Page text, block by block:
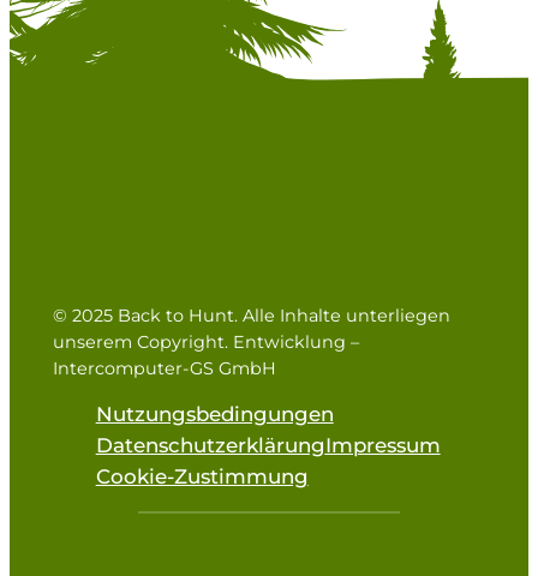
© 2025 Back to Hunt. Alle Inhalte unterliegen
unserem Copyright. Entwicklung –
Intercomputer-GS GmbH
Nutzungsbedingungen
DatenschutzerklärungImpressum
Cookie-Zustimmung